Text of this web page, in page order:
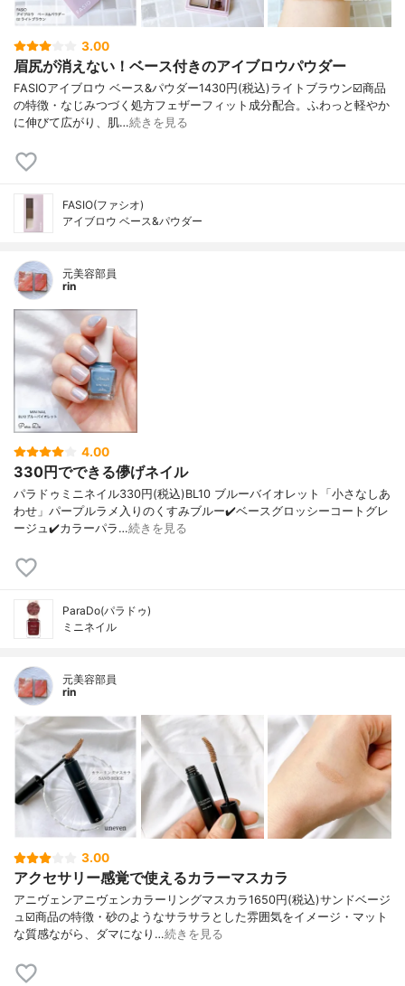
3.00
眉尻が消えない！ベース付きのアイブロウパウダー
FASIOアイブロウ ベース&パウダー1430円(税込)ライトブラウン☑️商品
の特徴・なじみつづく処方フェザーフィット成分配合。ふわっと軽やか
に伸びて広がり、肌…続きを見る
FASIO(ファシオ)
アイブロウ ベース&パウダー
元美容部員
rin
4.00
330円でできる儚げネイル
パラドゥミニネイル330円(税込)BL10 ブルーバイオレット「小さなしあ
わせ」パープルラメ入りのくすみブルー✔️ベースグロッシーコートグレ
ージュ✔️カラーパラ…続きを見る
ParaDo(パラドゥ)
ミニネイル
元美容部員
rin
3.00
アクセサリー感覚で使えるカラーマスカラ
アニヴェンアニヴェンカラーリングマスカラ1650円(税込)サンドベージ
ュ☑️商品の特徴・砂のようなサラサラとした雰囲気をイメージ・マット
な質感ながら、ダマになり…続きを見る